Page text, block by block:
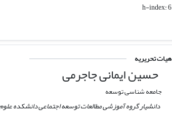
h-index:6
هیات تحریریه
حسین ایمانی جاجرمی
جامعه شناسی توسعه
دانشیار گروه آموزشی مطالعات توسعه اجتماعی دانشکده